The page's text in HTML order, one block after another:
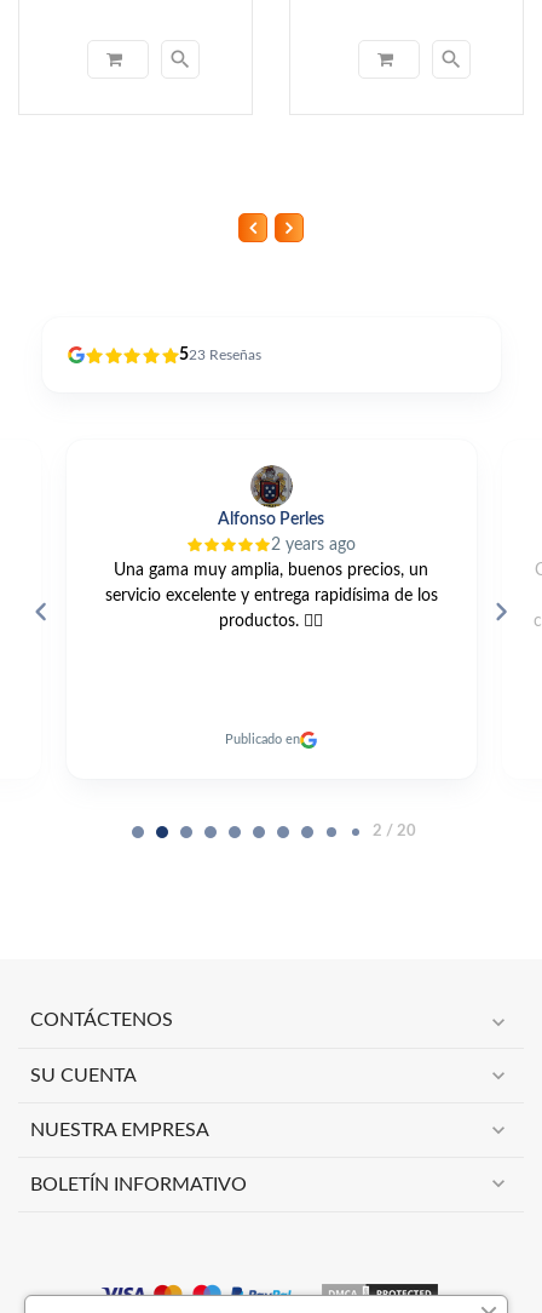
search search
523 Reseñas
Alfonso Perles
2 years ago
Una gama muy amplia, buenos precios, un
servicio excelente y entrega rapidísima de los
productos. 👍🏼
Publicado en
2 / 20
CONTÁCTENOS expand_more
SU CUENTA expand_more
NUESTRA EMPRESA expand_more
BOLETÍN INFORMATIVO expand_more